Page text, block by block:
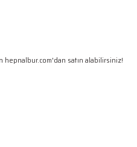
satın alabilirsiniz!